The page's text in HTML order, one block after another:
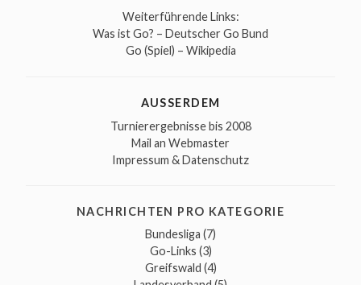
Weiterführende Links:
Was ist Go? – Deutscher Go Bund
Go (Spiel) – Wikipedia
AUSSERDEM
Turnierergebnisse bis 2008
Mail an Webmaster
Impressum & Datenschutz
NACHRICHTEN PRO KATEGORIE
Bundesliga (7)
Go-Links (3)
Greifswald (4)